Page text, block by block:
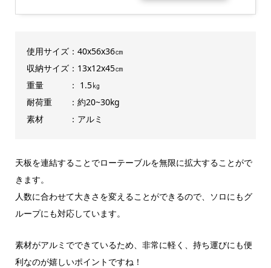
使用サイズ：40x56x36㎝
収納サイズ：13x12x45㎝
重量 ： 1.5㎏
耐荷重 ：約20~30kg
素材 ：アルミ
天板を連結することでローテーブルを無限に拡大することがで
きます。
人数に合わせて大きさを変えることができるので、ソロにもグ
ループにも対応しています。
素材がアルミでできているため、非常に軽く、持ち運びにも便
利なのが嬉しいポイントですね！